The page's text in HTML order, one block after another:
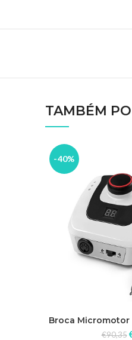
TAMBÉM
-40%
Broca Micromotor
€90,35